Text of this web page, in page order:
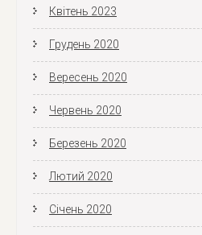
Квітень 2023
Грудень 2020
Вересень 2020
Червень 2020
Березень 2020
Лютий 2020
Січень 2020